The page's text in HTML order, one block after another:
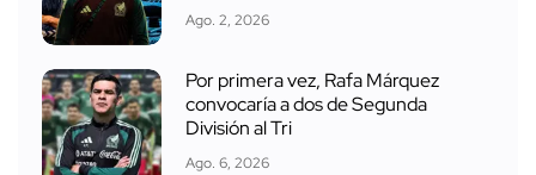
Ago. 2, 2026
Por primera vez, Rafa Márquez
convocaría a dos de Segunda
División al Tri
Ago. 6, 2026